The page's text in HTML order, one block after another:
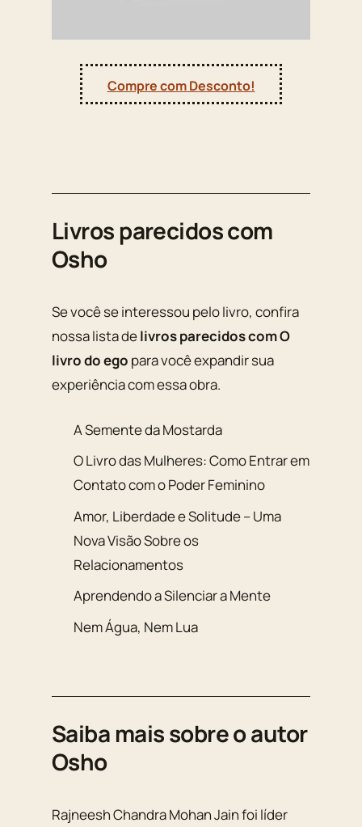
Compre com Desconto!
Livros parecidos com
Osho
Se você se interessou pelo livro, confira
nossa lista delivros parecidos com O
livro do ego para você expandir sua
experiência com essa obra.
A Semente da Mostarda
O Livro das Mulheres: Como Entrar em
Contato com o Poder Feminino
Amor, Liberdade e Solitude – Uma
Nova Visão Sobre os
Relacionamentos
Aprendendo a Silenciar a Mente
Nem Água, Nem Lua
Saiba mais sobre o autor
Osho
Rajneesh Chandra Mohan Jain foi líder